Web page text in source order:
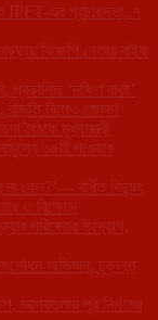
IPFT-এর প্রচারসভা, ৭
বিজেপি নেতার বাইক
‘দক্ষিণ বার্তা’
বাড়তি বিলেও ক্ষোভ!
বৈঠকে মুখ্যমন্ত্রী
৩৮টি পাওয়ার
না কেন?’— বর্ধিত বিদ্যুৎ
ও বিক্ষোভ
পরিষেবার উদ্যোগ,
অভিযান, চূড়ান্ত
আগরতলায় পুর নিগমের